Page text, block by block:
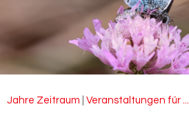
Jahre Zeitraum Veranstaltungen für ...